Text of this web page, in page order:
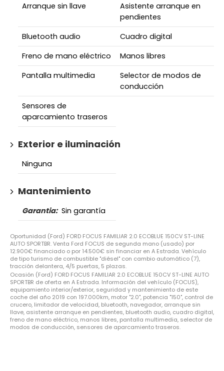
Arranque sin llave
Asistente arranque en
pendientes
Bluetooth audio
Cuadro digital
Freno de mano eléctrico
Manos libres
Pantalla multimedia
Selector de modos de
conducción
Sensores de
aparcamiento traseros
Exterior e iluminación
Ninguna
Mantenimiento
Garantia: Sin garantía
Oportunidad (Ford) FORD FOCUS FAMILIAR 2.0 ECOBLUE 150CV ST-LINE
AUTO SPORTBR. Venta Ford FOCUS de segunda mano (usado) por
12.900€ financiado o por 14.500€ sin financiar en A Estrada. Vehículo
de tipo turismo de combustible "diésel" con cambio automático (7),
tracción delantera, 4/5 puertas, 5 plazas.
Ocasión (Ford) FORD FOCUS FAMILIAR 2.0 ECOBLUE 150CV ST-LINE AUTO
SPORTBR de oferta en A Estrada. Información del vehículo (FOCUS),
equipamiento interior/exterior, seguridad y mantenimiento de este
coche del año 2019 con 197.000km, motor "2.0", potencia "150", control de
crucero, limitador de velocidad, bluetooth, navegador, arranque sin
llave, asistente arranque en pendientes, bluetooth audio, cuadro digital,
freno de mano eléctrico, manos libres, pantalla multimedia, selector de
modos de conducción, sensores de aparcamiento traseros.